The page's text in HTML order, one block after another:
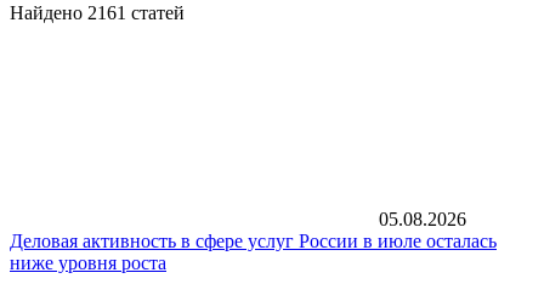
Найдено 2161 статей
05.08.2026
Деловая активность в сфере услуг России в июле осталась
ниже уровня роста